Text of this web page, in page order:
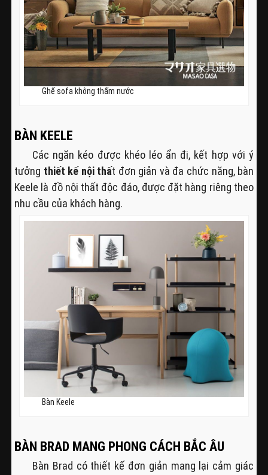
Ghế sofa không thấm nước
BÀN KEELE
Các ngăn kéo được khéo léo ẩn đi, kết hợp với ý
tưởng thiết kế nội thất đơn giản và đa chức năng, bàn
Keele là đồ nội thất độc đáo, được đặt hàng riêng theo
nhu cầu của khách hàng.
Bàn Keele
BÀN BRAD MANG PHONG CÁCH BẮC ÂU
Bàn Brad có thiết kế đơn giản mang lại cảm giác